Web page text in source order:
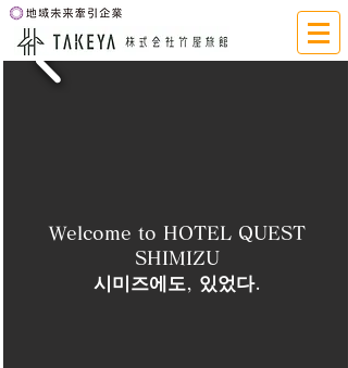
Welcome to HOTEL QUEST
SHIMIZU
시미즈에도, 있었다.